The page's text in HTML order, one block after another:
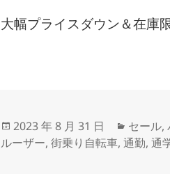
大幅プライスダウン＆在庫
投
稿
2023 年 8 月 31 日
カ
テ
セール,
ルーザー,街乗り自転車,通勤,通